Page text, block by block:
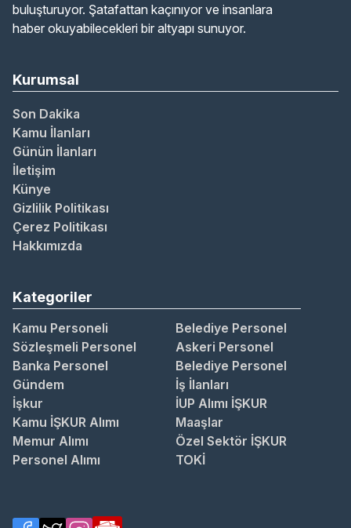
buluşturuyor. Şatafattan kaçınıyor ve insanlara
haber okuyabilecekleri bir altyapı sunuyor.
Kurumsal
Son Dakika
Kamu İlanları
Günün İlanları
İletişim
Künye
Gizlilik Politikası
Çerez Politikası
Hakkımızda
Kategoriler
Kamu Personeli
Belediye Personel
Sözleşmeli Personel
Askeri Personel
Banka Personel
Belediye Personel
Gündem
İş İlanları
İşkur
İUP Alımı İŞKUR
Kamu İŞKUR Alımı
Maaşlar
Memur Alımı
Özel Sektör İŞKUR
Personel Alımı
TOKİ